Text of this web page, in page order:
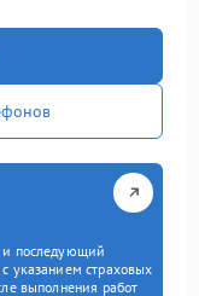
и последующий
указанием страховых
выполнения работ